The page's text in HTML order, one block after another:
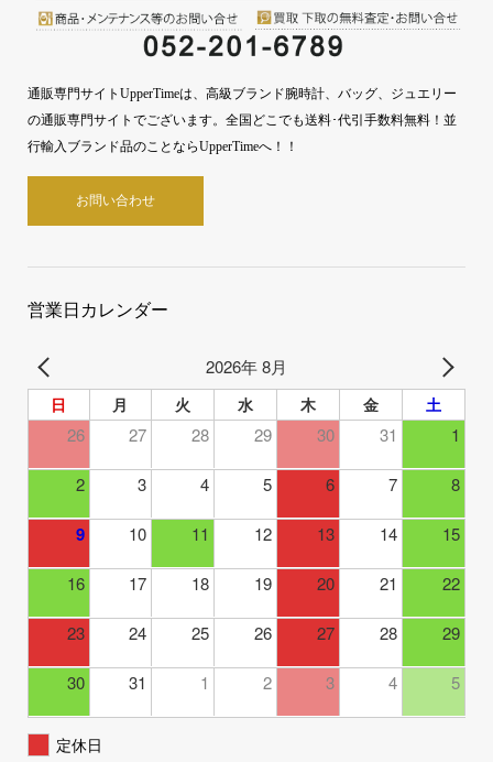
通販専門サイトUpperTimeは、高級ブランド腕時計、バッグ、ジュエリー
の通販専門サイトでございます。全国どこでも送料･代引手数料無料！並
行輸入ブランド品のことならUpperTimeへ！！
お問い合わせ
営業日カレンダー
2026年 8月
日 月 火 水 木 金 土
26 27 28 29 30 31 1
2 3 4 5 6 7 8
9 10 11 12 13 14 15
16 17 18 19 20 21 22
23 24 25 26 27 28 29
30 31 1 2 3 4 5
定休日